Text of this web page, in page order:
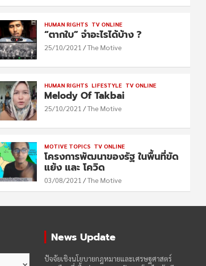
HUMAN RIGHTS TV ONLINE
“ตากใบ” จำอะไรได้บ้าง ?
25/10/2021 The Motive
HUMAN RIGHTS LIFESTYLE TV ONLINE
Melody Of Takbai
25/10/2021 The Motive
MOTIVE TOPICS TV ONLINE
โครงการพัฒนาของรัฐ ในพื้นที่ขัด
แย้ง และ โควิด
03/08/2021 The Motive
News Update
ปัจจัยเชิงนโยบายกฎหมายและเศรษฐศาสตร์